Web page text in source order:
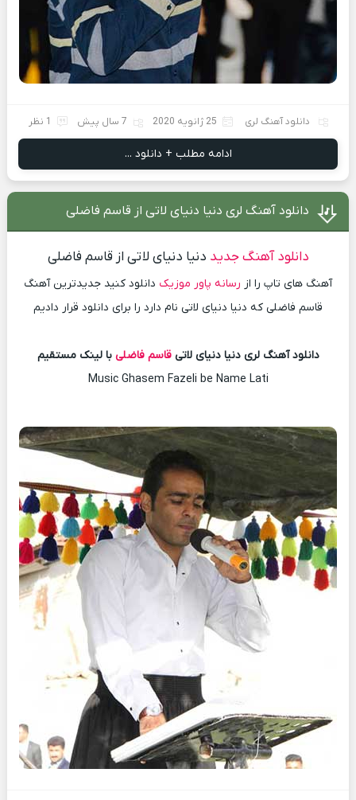
دانلود آهنگ لری 25 ژانویه 2020 7 سال پیش 1 نظر
ادامه مطلب + دانلود ...
دانلود آهنگ لری دنیا دنیای لاتی از قاسم فاضلی
دانلود آهنگ جدید دنیا دنیای لاتی از قاسم فاضلی
آهنگ های تاپ را از رسانه پاور موزیک دانلود کنید جدیدترین آهنگ
قاسم فاضلی که دنیا دنیای لاتی نام دارد را برای دانلود قرار دادیم
دانلود آهنگ لری دنیا دنیای لاتیقاسم فاضلی با لینک مستقیم
Music Ghasem Fazeli be Name Lati